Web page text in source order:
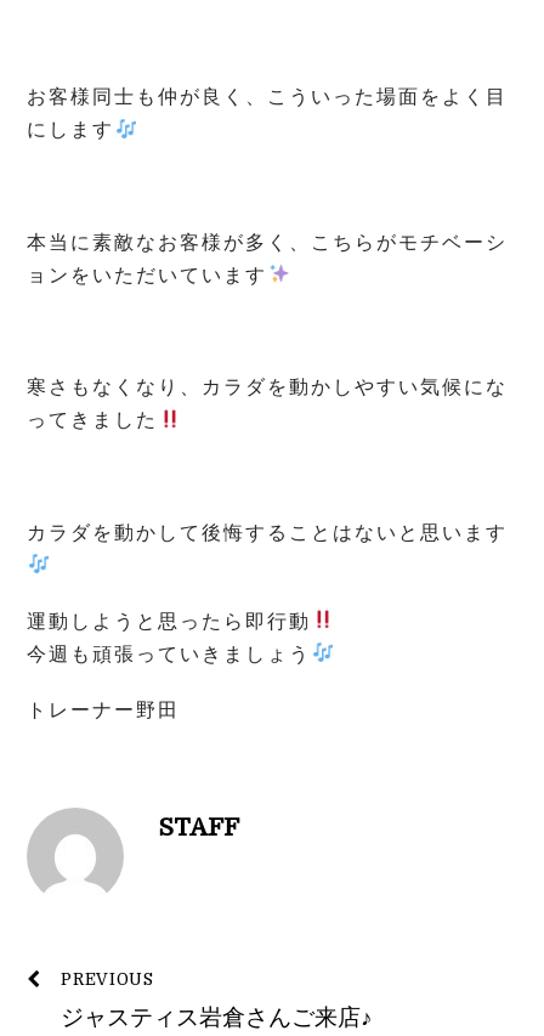
お客様同士も仲が良く、こういった場面をよく目
にします
本当に素敵なお客様が多く、こちらがモチベーシ
ョンをいただいています
寒さもなくなり、カラダを動かしやすい気候にな
ってきました
カラダを動かして後悔することはないと思います
運動しようと思ったら即行動
今週も頑張っていきましょう
トレーナー野田
STAFF
PREVIOUS
ジャスティス岩倉さんご来店♪